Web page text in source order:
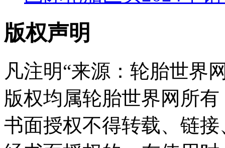
版权声明
凡注明“来源：轮胎世界
版权均属轮胎世界网所
书面授权不得转载、链